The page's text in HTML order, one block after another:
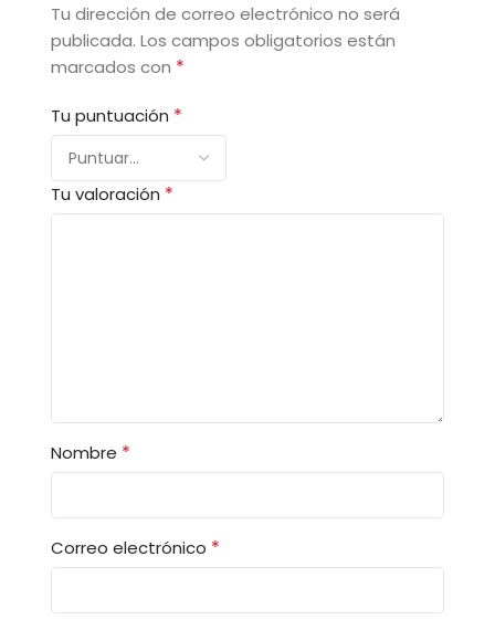
Tu dirección de correo electrónico no será
publicada. Los campos obligatorios están
marcados con *
Tu puntuación *
Tu valoración *
Nombre *
Correo electrónico *